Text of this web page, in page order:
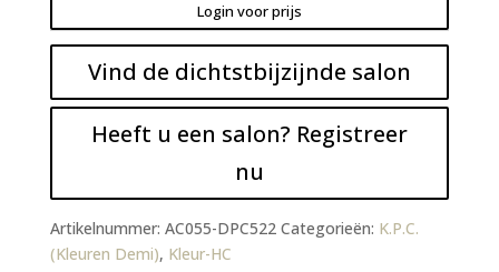
Login voor prijs
Vind de dichtstbijzijnde salon
Heeft u een salon? Registreer
nu
Artikelnummer: AC055-DPC522 Categorieën: K.P.C.
(Kleuren Demi), Kleur-HC